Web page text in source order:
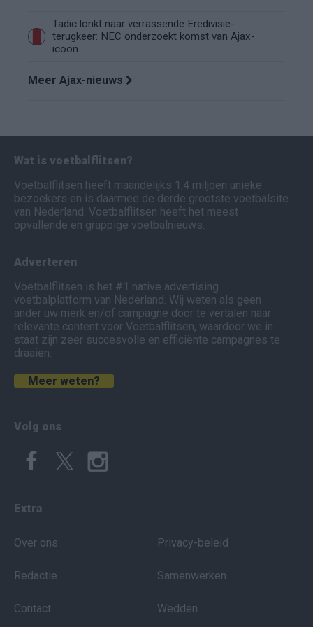
Tadic lonkt naar verrassende Eredivisie-
terugkeer: NEC onderzoekt komst van Ajax-
icoon
Meer Ajax-nieuws
Wat is voetbalflitsen?
Voetbalflitsen heeft maandelijks 1,4 miljoen unieke
bezoekers en is daarmee de derde grootste voetbalsite
van Nederland. Voetbalflitsen heeft het meest
opvallende en grappige voetbalnieuws.
Adverteren
Voetbalflitsen is het #1 native advertising
voetbalplatform van Nederland. Wij weten als geen
ander uw merk en/of campagne door te vertalen naar
relevante content voor Voetbalflitsen, waardoor we in
staat zijn zeer succesvolle en efficiënte campagnes te
draaien.
Meer weten?
Volg ons
Extra
Over ons
Redactie
Contact
Privacy-beleid
Samenwerken
Wedden